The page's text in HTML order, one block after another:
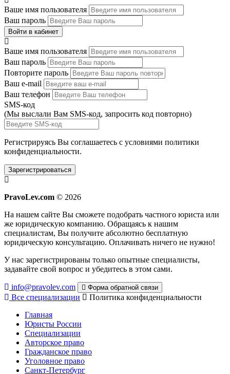
Ваше имя пользователя
Ваш пароль
Войти в кабинет
Ваше имя пользователя
Ваш пароль
Повторите пароль
Ваш e-mail
Ваш телефон
SMS-код
(Мы выслали Вам SMS-код, запросить код повторно)
Регистрируясь Вы соглашаетесь с условиями политики
конфиденциальности.
Зарегистрироваться
PravoLev.com © 2026
На нашем сайте Вы сможете подобрать частного юриста или
же юридическую компанию. Обращаясь к нашим
специалистам, Вы получите абсолютно бесплатную
юридическую консультацию. Оплачивать ничего не нужно!
У нас зарегистрированы только опытные специалисты,
задавайте свой вопрос и убедитесь в этом сами.
info@pravolev.com Форма обратной связи
Все специализации
Политика конфиденциальности
Главная
Юристы России
Специализации
Авторское право
Гражданское право
Уголовное право
Санкт-Петербург